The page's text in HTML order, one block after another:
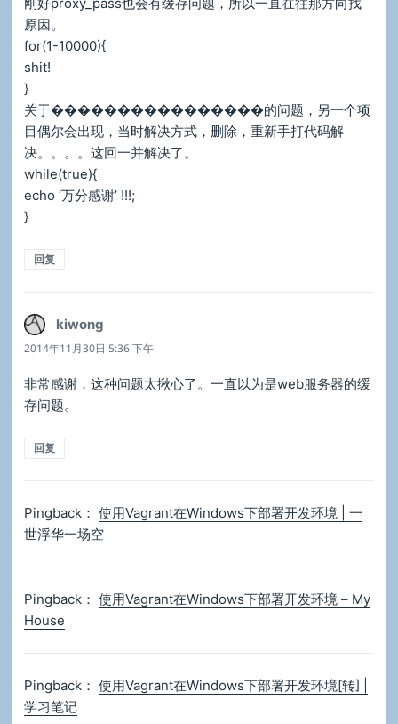
原因。
for(1-10000){
shit!
}
关于����������������的问题，另一个项
目偶尔会出现，当时解决方式，删除，重新手打代码解
决。。。。这回一并解决了。
while(true){
echo ‘万分感谢’ !!!;
}
回复
kiwong
道：
2014年11月30日 5:36 下午
非常感谢，这种问题太揪心了。一直以为是web服务器的缓
存问题。
回复
Pingback： 使用Vagrant在Windows下部署开发环境 | 一
世浮华一场空
Pingback： 使用Vagrant在Windows下部署开发环境 – My
House
Pingback： 使用Vagrant在Windows下部署开发环境[转] |
学习笔记